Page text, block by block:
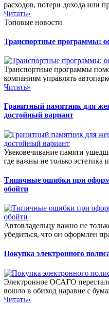
расходов, потери дохода или
Читать»
Топовые новости
Транспортные программы:
Транспортные программы
компаниям управлять
Читать»
Гранитный памятник для
достойный вариант
Увековечивание памяти
где важны не только эстетика
Типичные ошибки при
обойти
Автовладельцу важно не
убедиться, что он оформлен
Покупка электронного
Электронное ОСАГО
вошло в обиход наравне с
Читать»